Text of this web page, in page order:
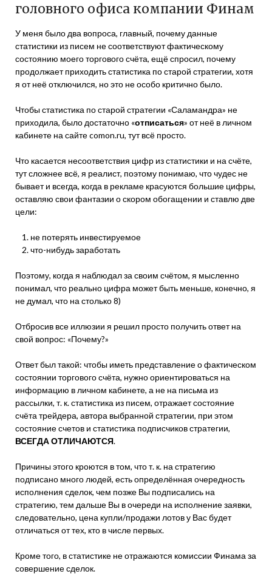
головного офиса компании Финам
У меня было два вопроса, главный, почему данные
статистики из писем не соответствуют фактическому
состоянию моего торгового счёта, ещё спросил, почему
продолжает приходить статистика по старой стратегии, хотя
я от неё отключился, но это не особо критично было.
Чтобы статистика по старой стратегии «Саламандра» не
приходила, было достаточно «отписаться» от неё в личном
кабинете на сайте comon.ru, тут всё просто.
Что касается несоответствия цифр из статистики и на счёте,
тут сложнее всё, я реалист, поэтому понимаю, что чудес не
бывает и всегда, когда в рекламе красуются большие цифры,
оставляю свои фантазии о скором обогащении и ставлю две
цели:
не потерять инвестируемое
что-нибудь заработать
Поэтому, когда я наблюдал за своим счётом, я мысленно
понимал, что реально цифра может быть меньше, конечно, я
не думал, что на столько 8)
Отбросив все иллюзии я решил просто получить ответ на
свой вопрос: «Почему?»
Ответ был такой: чтобы иметь представление о фактическом
состоянии торгового счёта, нужно ориентироваться на
информацию в личном кабинете, а не на письма из
рассылки, т. к. статистика из писем, отражает состояние
счёта трейдера, автора выбранной стратегии, при этом
состояние счетов и статистика подписчиков стратегии,
ВСЕГДА ОТЛИЧАЮТСЯ.
Причины этого кроются в том, что т. к. на стратегию
подписано много людей, есть определённая очередность
исполнения сделок, чем позже Вы подписались на
стратегию, тем дальше Вы в очереди на исполнение заявки,
следовательно, цена купли/продажи лотов у Вас будет
отличаться от тех, кто в числе первых.
Кроме того, в статистике не отражаются комиссии Финама за
совершение сделок.